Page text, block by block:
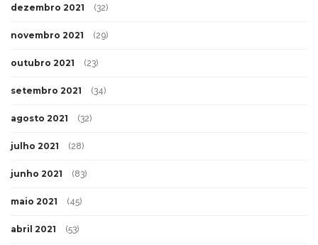
dezembro 2021 (32)
novembro 2021 (29)
outubro 2021 (23)
setembro 2021 (34)
agosto 2021 (32)
julho 2021 (28)
junho 2021 (83)
maio 2021 (45)
abril 2021 (53)